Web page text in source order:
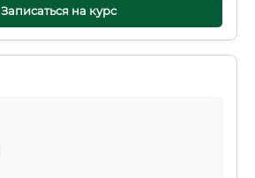
Записаться на курс